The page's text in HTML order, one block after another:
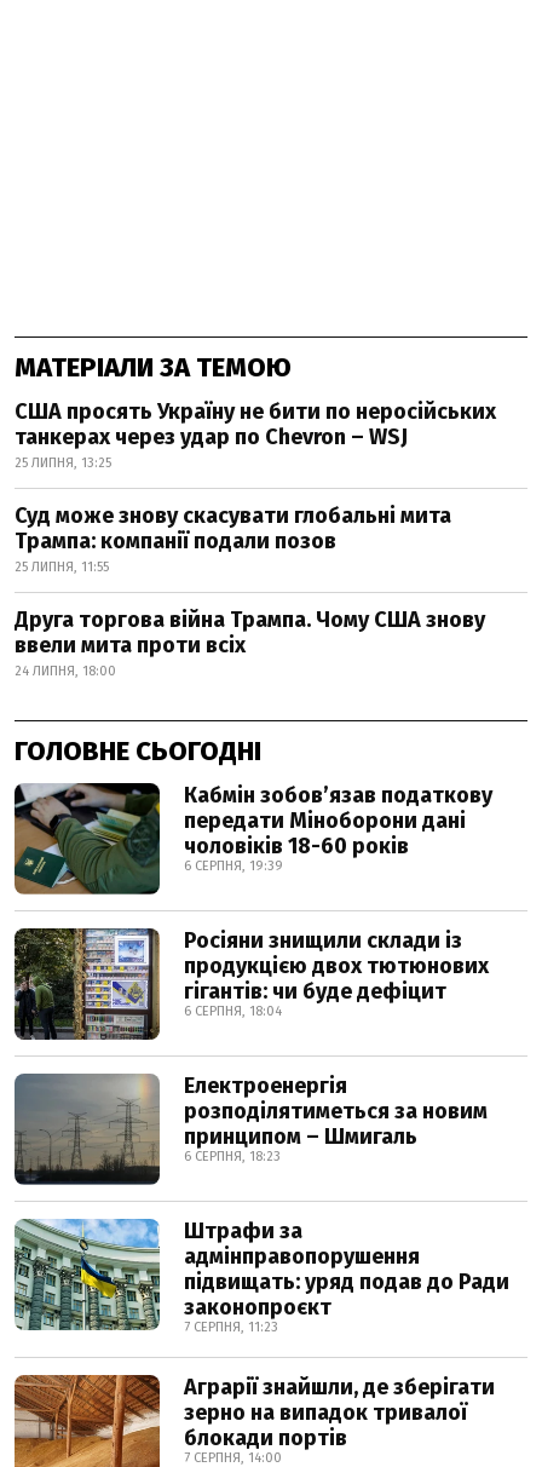
МАТЕРІАЛИ ЗА ТЕМОЮ
США просять Україну не бити по неросійських
танкерах через удар по Chevron – WSJ
25 ЛИПНЯ, 13:25
Суд може знову скасувати глобальні мита
Трампа: компанії подали позов
25 ЛИПНЯ, 11:55
Друга торгова війна Трампа. Чому США знову
ввели мита проти всіх
24 ЛИПНЯ, 18:00
ГОЛОВНЕ СЬОГОДНІ
Кабмін зобовʼязав податкову
передати Міноборони дані
чоловіків 18-60 років
6 СЕРПНЯ, 19:39
Росіяни знищили склади із
продукцією двох тютюнових
гігантів: чи буде дефіцит
6 СЕРПНЯ, 18:04
Електроенергія
розподілятиметься за новим
принципом – Шмигаль
6 СЕРПНЯ, 18:23
Штрафи за
адмінправопорушення
підвищать: уряд подав до Ради
законопроєкт
7 СЕРПНЯ, 11:23
Аграрії знайшли, де зберігати
зерно на випадок тривалої
блокади портів
7 СЕРПНЯ, 14:00